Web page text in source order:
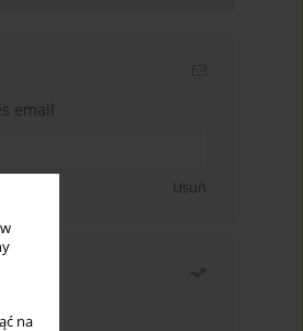
na
email
Usuń